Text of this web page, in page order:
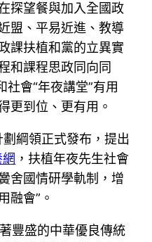
探望餐與加入全國政
盟、平易近進、教導
課扶植和黨的立異實
和課程思政同向同
社會“年夜講堂”有用
更到位、更有用。
劃綱領正式發布，提出
，扶植年夜先生社會
舍國情研學軌制，增
融會”。
豐盛的中華優良傳統